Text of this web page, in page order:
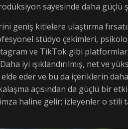
sayesinde daha güçlü
geniş kitlelere ulaştırma
stüdyo çekimleri,
ve TikTok gibi
iyi ışıklandırılmış, net ve
eder ve bu da içeriklerin
açısından da güçlü bir
haline gelir; izleyenler o stili